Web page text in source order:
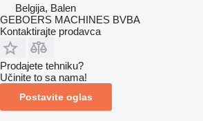
Belgija, Balen
GEBOERS MACHINES BVBA
Kontaktirajte prodavca
Prodajete tehniku?
Učinite to sa nama!
Postavite oglas